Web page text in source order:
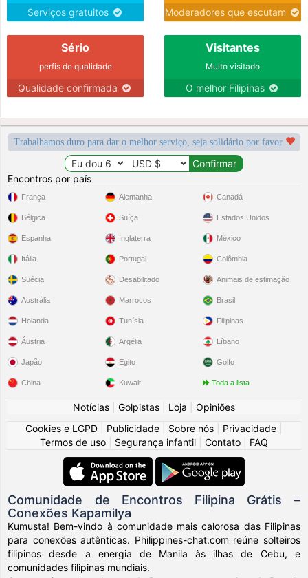
Serviços gratuitos Moderadores que escutam
Sério
perfis de qualidade
Qualidade confirmada
Visitantes
Muito visitado
O melhor Filipinas
Trabalhamos duro para dar o melhor serviço, seja solidário por favor
Encontros por país
França
Bélgica
Espanha
Itália
Suécia
Alemanha
Suíça
Inglaterra
Portugal
Desabilitado
Canadá
Estados Unidos
México
Colômbia
Animais de estimação
Austrália
Holanda
Áustria
Japão
China
Marrocos
Tunísia
Argélia
Egito
Kuwait
Brasil
Filipinas
Líbano
Golfo
Toda a lista
Notícias Golpistas Loja
Opiniões
Cookies e LGPD
Publicidade Sobre nós Privacidade
Termos de uso
Segurança infantil Contato FAQ
Comunidade de Encontros Filipina Grátis –
Conexões Kapamilya
Kumusta! Bem-vindo à comunidade mais calorosa das Filipinas
para conexões autênticas. Philippines-chat.com reúne solteiros
filipinos desde a energia de Manila às ilhas de Cebu, e
comunidades filipinas mundiais.